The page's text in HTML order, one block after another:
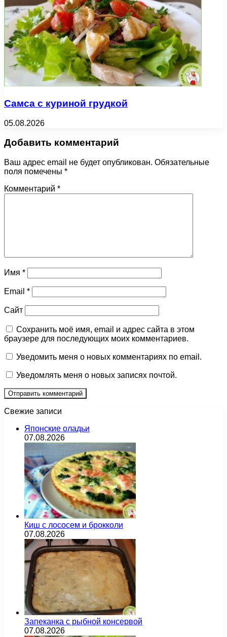
Самса с куриной грудкой
05.08.2026
Добавить комментарий
Ваш адрес email не будет опубликован. Обязательные
поля помечены *
Комментарий *
Имя *
Email *
Сайт
Сохранить моё имя, email и адрес сайта в этом
браузере для последующих моих комментариев.
Уведомить меня о новых комментариях по email.
Уведомлять меня о новых записях почтой.
Свежие записи
Японские оладьи
07.08.2026
Киш с лососем и брокколи
07.08.2026
Запеканка с рыбной консервой
07.08.2026